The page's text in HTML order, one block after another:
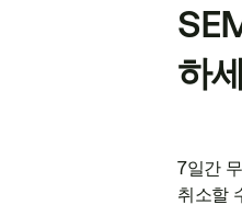
하
7일간
취소할